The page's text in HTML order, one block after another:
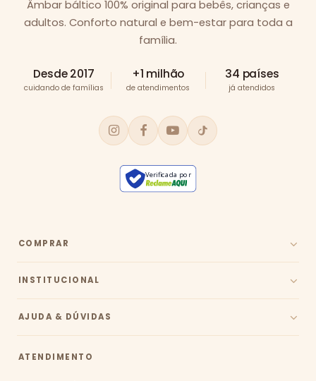
Âmbar báltico 100% original para bebês, crianças e
adultos. Conforto natural e bem-estar para toda a
família.
Desde 2017
cuidando de famílias
+1 milhão
de atendimentos
34 países
já atendidos
Verificada por
COMPRAR
INSTITUCIONAL
AJUDA & DÚVIDAS
ATENDIMENTO